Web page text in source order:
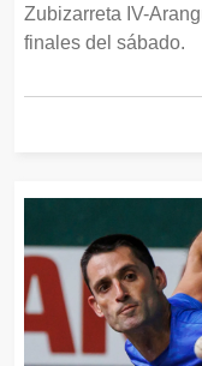
Zubizarreta IV-
finales del sábado.